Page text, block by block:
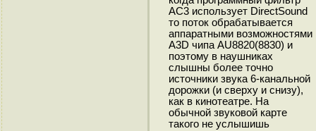
АС3 использует DirectSound
то поток обрабатывается
аппаратными возможностями
A3D чипа AU8820(8830) и
поэтому в наушниках
слышны более точно
источники звука 6-канальной
дорожки (и сверху и снизу),
как в кинотеатре. На
обычной звуковой карте
такого не услышишь